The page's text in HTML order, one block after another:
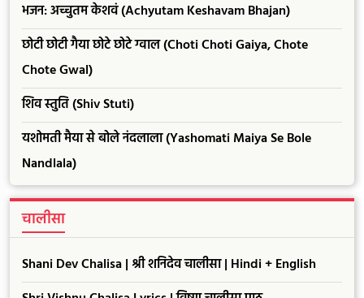
भजन: अच्चुतम केशवं (Achyutam Keshavam Bhajan)
छोटी छोटी गैया छोटे छोटे ग्वाल (Choti Choti Gaiya, Chote
Chote Gwal)
शिव स्तुति (Shiv Stuti)
यशोमती मैया से बोले नंदलाला (Yashomati Maiya Se Bole
Nandlala)
चालीसा
Shani Dev Chalisa | श्री शनिदेव चालीसा | Hindi + English